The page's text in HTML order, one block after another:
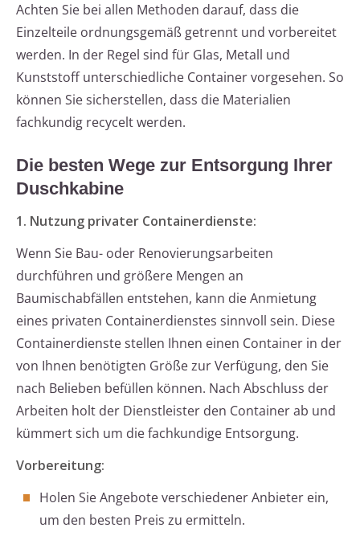
Achten Sie bei allen Methoden darauf, dass die
Einzelteile ordnungsgemäß getrennt und vorbereitet
werden. In der Regel sind für Glas, Metall und
Kunststoff unterschiedliche Container vorgesehen. So
können Sie sicherstellen, dass die Materialien
fachkundig recycelt werden.
Die besten Wege zur Entsorgung Ihrer
Duschkabine
1. Nutzung privater Containerdienste:
Wenn Sie Bau- oder Renovierungsarbeiten
durchführen und größere Mengen an
Baumischabfällen entstehen, kann die Anmietung
eines privaten Containerdienstes sinnvoll sein. Diese
Containerdienste stellen Ihnen einen Container in der
von Ihnen benötigten Größe zur Verfügung, den Sie
nach Belieben befüllen können. Nach Abschluss der
Arbeiten holt der Dienstleister den Container ab und
kümmert sich um die fachkundige Entsorgung.
Vorbereitung:
Holen Sie Angebote verschiedener Anbieter ein,
um den besten Preis zu ermitteln.